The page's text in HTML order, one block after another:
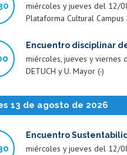
miércoles y jueves del 12/
Plataforma Cultural
Encuentro disciplinar
miércoles, jueves y
DETUCH y U. Mayor (-)
13 de agosto de 2026
Encuentro
miércoles y jueves del 12/